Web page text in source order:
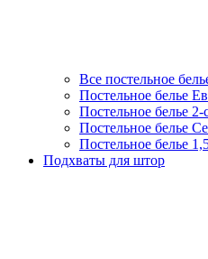
Все постельное
Постельное белье
Постельное белье 2-
Постельное белье
Постельное белье
Подхваты для штор